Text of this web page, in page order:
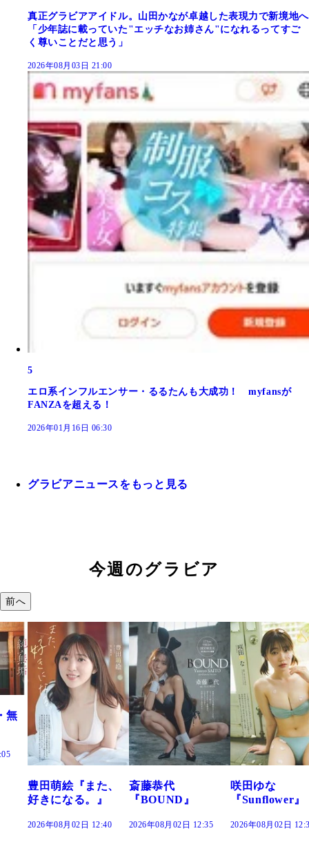
真正グラビアアイドル。山田かなが卓越した表現力で新境地へ
「少年誌に載っていた"エッチなお姉さん"になれるってすご
く尊いことだと思う」
2026年08月03日 21:00
5
エロ系インフルエンサー・るるたんも大成功！ myfansが
FANZAを超える！
2026年01月16日 06:30
グラビアニュースをもっと見る
今週のグラビア
前へ
斎藤恭代
『BOUND』
2026年08月02日 12:35
咲田ゆな
『Sunflower』
2026年08月02日 12:30
藤水咲桜『花
だまり』
2026年08月02日